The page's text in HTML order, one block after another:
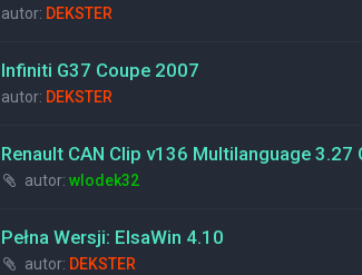
autor: DEKSTER
Infiniti G37 Coupe 2007
autor: DEKSTER
Renault CAN Clip v136 Multilanguage 3.27
autor: wlodek32
Pełna Wersji: ElsaWin 4.10
autor: DEKSTER